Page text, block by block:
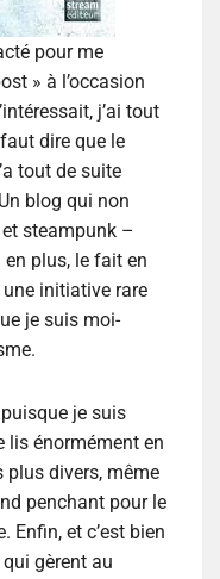
pour me
» à l’occasion
j’ai tout
dire que le
tout de suite
blog qui non
steampunk –
plus, le fait en
initiative rare
je suis moi-
je suis
lis énormément en
divers, même
penchant pour le
Enfin, et c’est bien
gèrent au